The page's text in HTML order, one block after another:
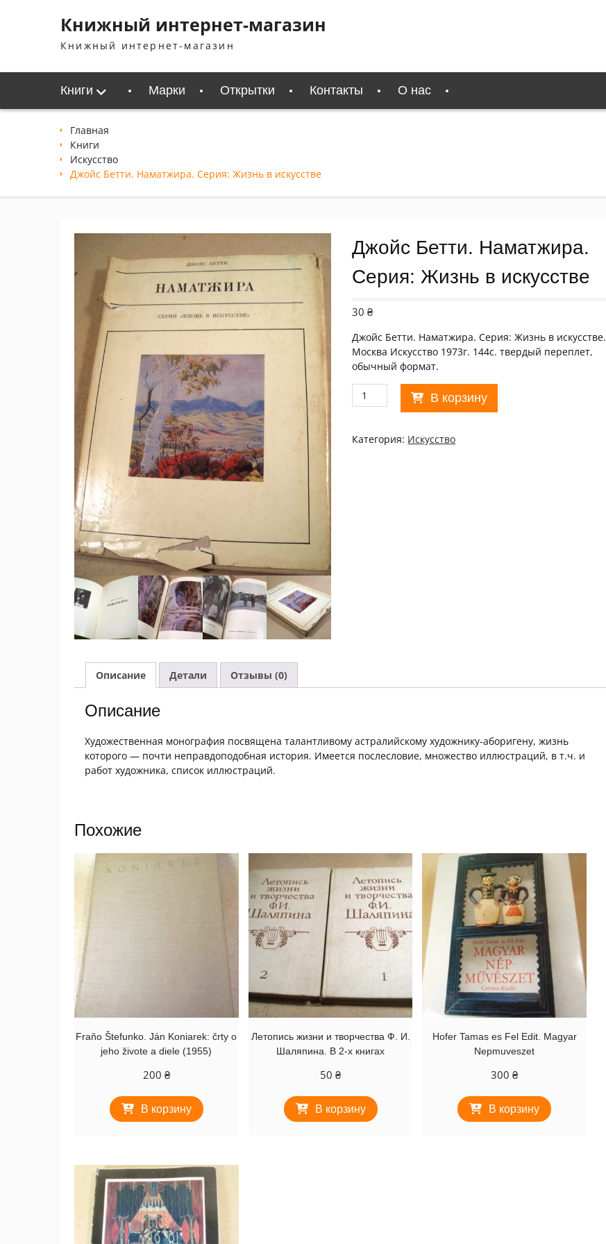
содержимомуКнижный интернет-магазин
Книжный интернет-магазин
Книги Марки Открытки Контакты О нас
Главная
Книги
Искусство
Джойс Бетти. Наматжира. Серия: Жизнь в искусстве
Джойс Бетти. Наматжира.
Серия: Жизнь в искусстве
30₴
Джойс Бетти. Наматжира. Серия: Жизнь в искусстве.
Москва Искусство 1973г. 144с. твердый переплет,
обычный формат.
Количество
товара
Бетти.
Наматжира.
В корзину
Категория: Искусство
Описание Детали Отзывы (0)
Описание
Художественная монография посвящена талантливому астралийскому художнику-аборигену, жизнь
которого — почти неправдоподобная история. Имеется послесловие, множество иллюстраций, в т.ч. и
работ художника, список иллюстраций.
Похожие
Fraňo Štefunko. Ján Koniarek: črty o
jeho živote a diele (1955)
200 ₴
В корзину
Летопись жизни и творчества Ф. И.
Шаляпина. В 2-х книгах
50 ₴
В корзину
Hofer Tamas es Fel Edit. Magyar
Nepmuveszet
300₴
В корзину